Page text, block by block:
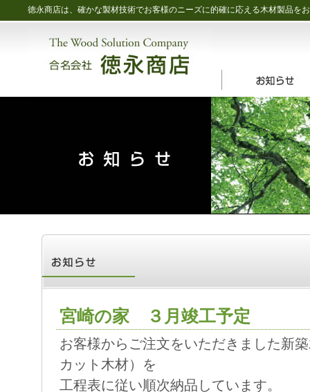
徳永商店は、確かな製材技術でお客様のニーズに的確に応える木材製品を
宮崎の家 ３月竣工予定
お客様からご注文をいただきました新
カット木材）を
工程表に従い順次納品しています。